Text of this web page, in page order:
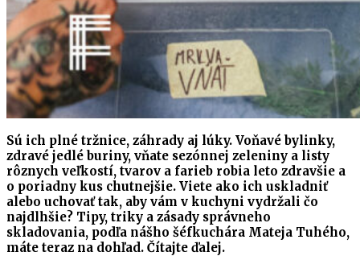
Sú ich plné tržnice, záhrady aj lúky. Voňavé bylinky,
zdravé jedlé buriny, vňate sezónnej zeleniny a listy
rôznych veľkostí, tvarov a farieb robia leto zdravšie a
o poriadny kus chutnejšie. Viete ako ich uskladniť
alebo uchovať tak, aby vám v kuchyni vydržali čo
najdlhšie? Tipy, triky a zásady správneho
skladovania, podľa nášho šéfkuchára Mateja Tuhého,
máte teraz na dohľad. Čítajte ďalej.